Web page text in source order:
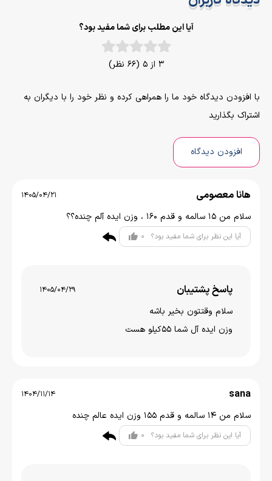
آیا این مطلب برای شما مفید بود؟
3 از 5 (66 نظر)
با افزودن دیدگاه خود ما را همراهی کرده و نظر خود را با دیگران به
اشتراک بگذارید
افزودن دیدگاه
هانا معصومی 1405/04/21
سلام من ۱۵ سالمه و قدم ۱۶۰ ، وزن ایده آلم چنده؟؟
آیا این نظر برای شما مفید بود؟ 0
پاسخ پشتیبان 1405/04/29
سلام وقتتون بخير باشه
وزن ایده آل شما 55کیلو هست
sana
1404/11/14
سلام من ۱۴ سالمه و قدم ۱۵۵ وزن ایده عالم چنده
آیا این نظر برای شما مفید بود؟ 0